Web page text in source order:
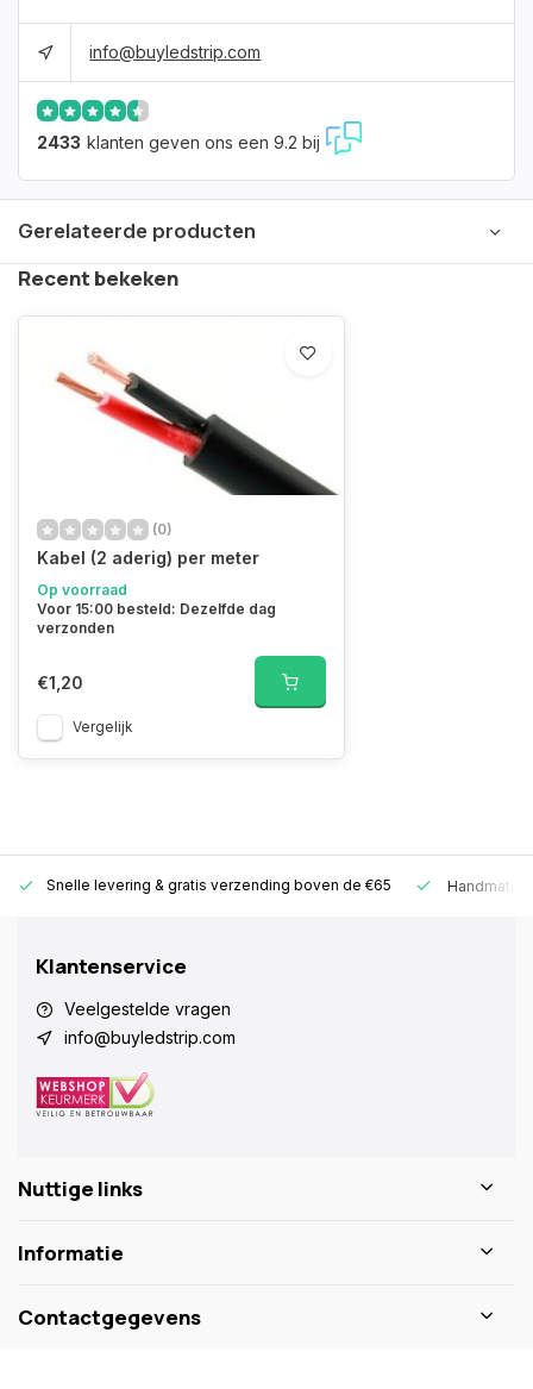
info@buyledstrip.com
2433 klanten geven ons een 9.2 bij
Gerelateerde producten
Recent bekeken
(0)
Kabel (2 aderig) per meter
Op voorraad
Voor 15:00 besteld: Dezelfde dag
verzonden
€1,20
Vergelijk
Snelle levering & gratis verzending boven de €65
Klantenservice
Veelgestelde vragen
info@buyledstrip.com
Nuttige links
Informatie
Contactgegevens